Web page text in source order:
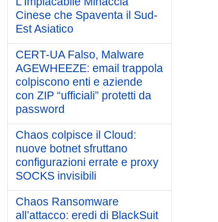
Cinese che Spaventa il Sud-
Est Asiatico
CERT-UA Falso, Malware
AGEWHEEZE: email trappola
colpiscono enti e aziende
con ZIP “ufficiali” protetti da
password
Chaos colpisce il Cloud:
nuove botnet sfruttano
configurazioni errate e proxy
SOCKS invisibili
Chaos Ransomware
all’attacco: eredi di BlackSuit